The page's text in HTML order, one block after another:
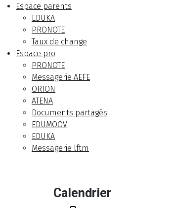
Espace parents
EDUKA
PRONOTE
Taux de change
Espace pro
PRONOTE
Messagerie AEFE
ORION
ATENA
Documents partagés
EDUMOOV
EDUKA
Messagerie lftm
Calendrier